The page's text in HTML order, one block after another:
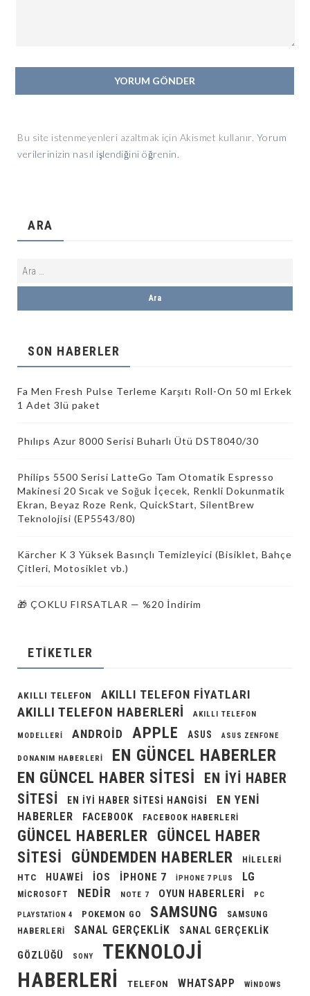
Bu site istenmeyenleri azaltmak için Akismet kullanır. Yorum
verilerinizin nasıl işlendiğini öğrenin.
ARA
SON HABERLER
Fa Men Fresh Pulse Terleme Karşıtı Roll-On 50 ml Erkek
1 Adet 3lü paket
Phılıps Azur 8000 Serisi Buharlı Ütü DST8040/30
Philips 5500 Serisi LatteGo Tam Otomatik Espresso
Makinesi 20 Sıcak ve Soğuk İçecek, Renkli Dokunmatik
Ekran, Beyaz Roze Renk, QuickStart, SilentBrew
Teknolojisi (EP5543/80)
Kärcher K 3 Yüksek Basınçlı Temizleyici (Bisiklet, Bahçe
Çitleri, Motosiklet vb.)
🎁 ÇOKLU FIRSATLAR — %20 İndirim
ETIKETLER
AKILLI TELEFON AKILLI TELEFON FIYATLARI
AKILLI TELEFON HABERLERI AKILLI TELEFON
MODELLERI ANDROID APPLE ASUS ASUS ZENFONE
DONANIM HABERLERI EN GÜNCEL HABERLER
EN GÜNCEL HABER SITESI
EN IYI HABER
SITESI
EN IYI HABER SITESI HANGISI
EN YENI
HABERLER
FACEBOOK FACEBOOK HABERLERI
GÜNCEL HABERLER
GÜNCEL HABER
SITESI
GÜNDEMDEN HABERLER
HILELERI
HTC
HUAWEI IOS IPHONE 7 IPHONE 7 PLUS LG
MICROSOFT NEDIR NOTE 7 OYUN HABERLERI PC
PLAYSTATION 4 POKEMON GO SAMSUNG
SAMSUNG
HABERLERI
SANAL GERÇEKLIK SANAL GERÇEKLIK
GÖZLÜĞÜ SONY
TEKNOLOJI
HABERLERI
TELEFON WHATSAPP WINDOWS